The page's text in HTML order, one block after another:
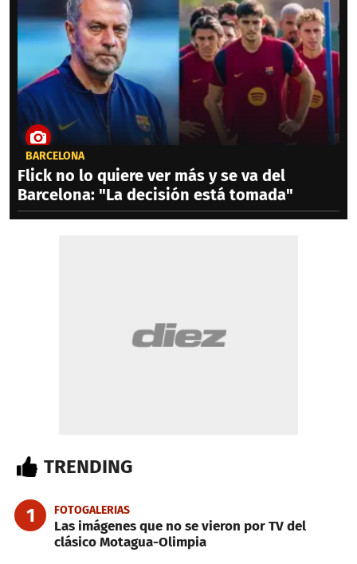
BARCELONA
Flick no lo quiere ver más y se va del
Barcelona: "La decisión está tomada"
TRENDING
1 FOTOGALERIAS
Las imágenes que no se vieron por TV del
clásico Motagua-Olimpia